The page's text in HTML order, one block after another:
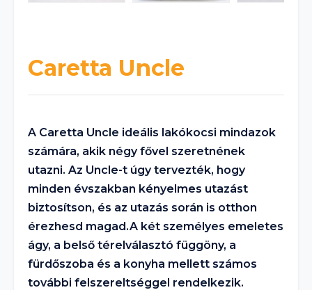
Caretta Uncle
A Caretta Uncle ideális lakókocsi mindazok
számára, akik négy fővel szeretnének
utazni. Az Uncle-t úgy tervezték, hogy
minden évszakban kényelmes utazást
biztosítson, és az utazás során is otthon
érezhesd magad.A két személyes emeletes
ágy, a belső térelválasztó függöny, a
fürdőszoba és a konyha mellett számos
további felszereltséggel rendelkezik.